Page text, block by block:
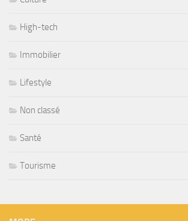
High-tech
Immobilier
Lifestyle
Non classé
Santé
Tourisme